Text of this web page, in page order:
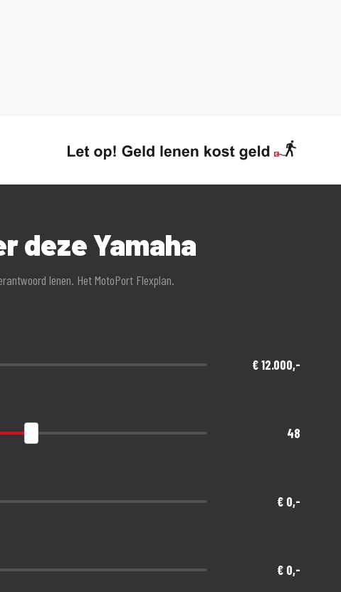
deze Yamaha
lenen. Het MotoPort Flexplan.
€ 12.000,-
48
€ 0,-
€ 0,-